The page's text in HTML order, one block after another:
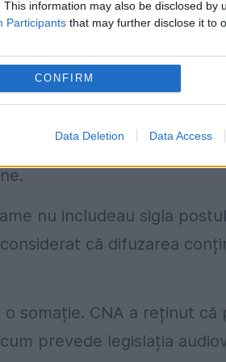
This information may also be disclosed by
Participants that may further disclose it to
CONFIRM
Data Deletion Data Access
ar fi trebuit să difuzeze
timpul suspendării
ore, pe platformele online
în continuare emisiuni.
nu includeau sigla
că difuzarea
o somație. CNA a reținut că
prevede legislația